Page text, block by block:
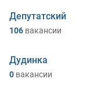
Депутатский
106 вакансии
Дудинка
0 вакансии